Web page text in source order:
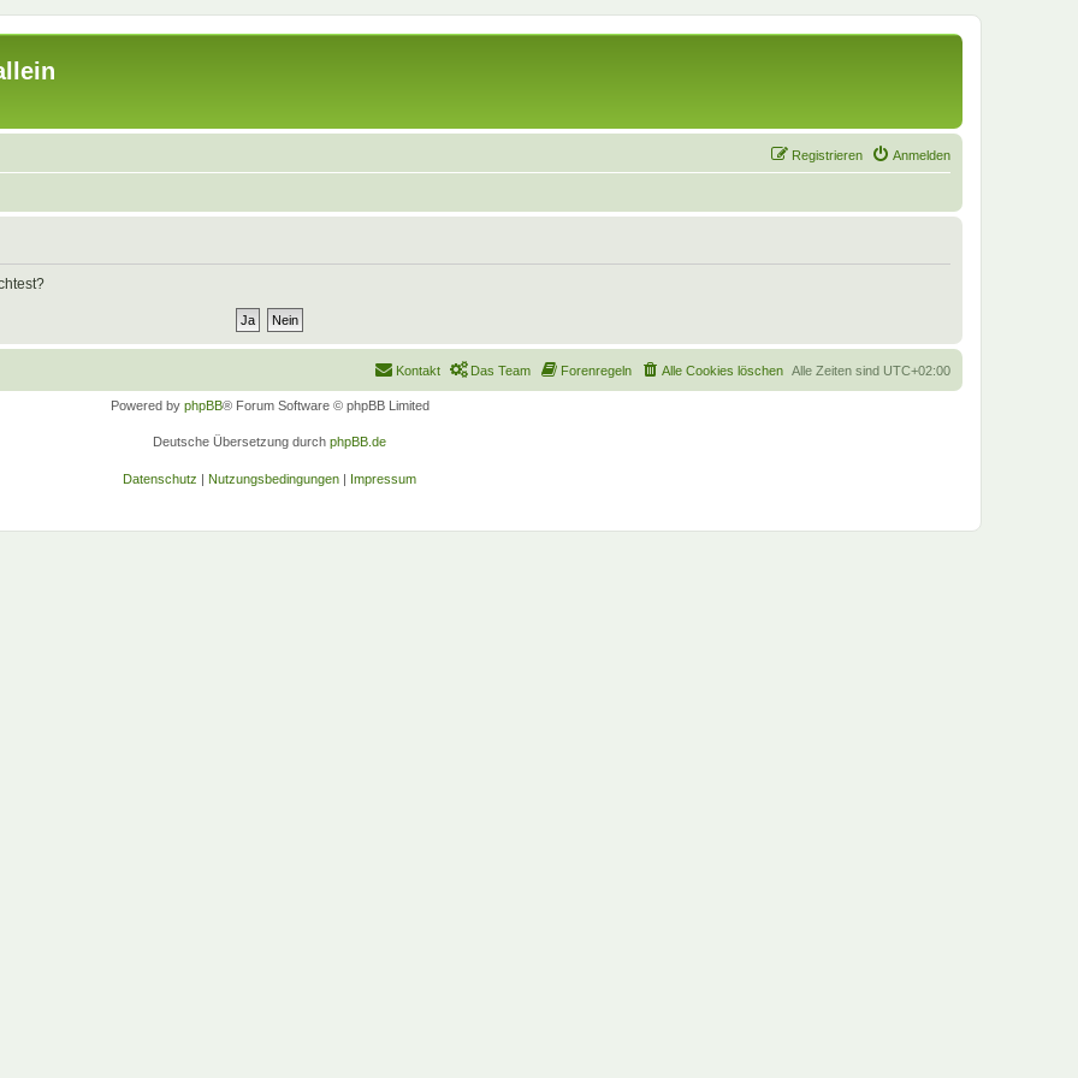
Anmelden
Registrieren
Alle Zeiten sind UTC+02:00
Alle Cookies löschen
Forenregeln
Das Team
Kontakt
Powered by phpBB® Forum Software © phpBB Limited
Deutsche Übersetzung durch phpBB.de
Datenschutz | Nutzungsbedingungen | Impressum